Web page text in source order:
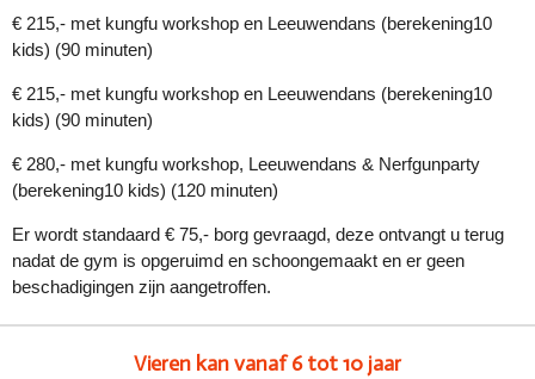
€ 215,- met kungfu workshop en Leeuwendans (berekening10
kids) (90 minuten)
€ 215,- met kungfu workshop en Leeuwendans (berekening10
kids) (90 minuten)
€ 280,- met kungfu workshop, Leeuwendans & Nerfgunparty
(berekening10 kids) (120 minuten)
Er wordt standaard € 75,- borg gevraagd, deze ontvangt u terug
nadat de gym is opgeruimd en schoongemaakt en er geen
beschadigingen zijn aangetroffen.
Vieren kan vanaf 6 tot 10 jaar